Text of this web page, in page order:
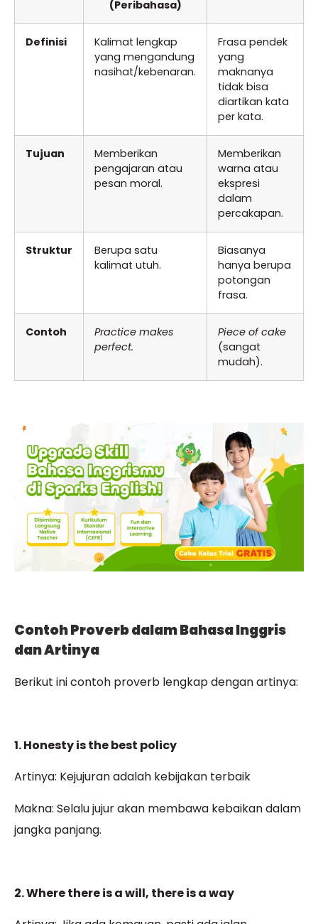
(Peribahasa)
Definisi
Kalimat lengkap
yang mengandung
nasihat/kebenaran.
Frasa pendek
yang
maknanya
tidak bisa
diartikan kata
per kata.
Tujuan
Memberikan
pengajaran atau
pesan moral.
Memberikan
warna atau
ekspresi
dalam
percakapan.
Struktur
Berupa satu
kalimat utuh.
Biasanya
hanya berupa
potongan
frasa.
Contoh
Practice makes
perfect.
Piece of cake
(sangat
mudah).
Contoh Proverb dalam Bahasa Inggris
dan Artinya
Berikut ini contoh proverb lengkap dengan artinya:
1. Honesty is the best policy
Artinya: Kejujuran adalah kebijakan terbaik
Makna: Selalu jujur akan membawa kebaikan dalam
jangka panjang.
2. Where there is a will, there is a way